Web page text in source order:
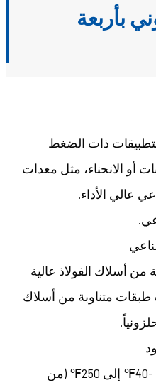
بأربعة
ذات الضغط
أو الانحناء، مثل معدات
عالي الأداء.
من أسلاك الفولاذ عالية
طبقات متناوبة من أسلاك
5. نطاق درجات الحرارة: من -40℉ إلى 250℉ (من